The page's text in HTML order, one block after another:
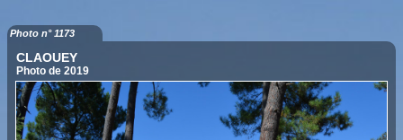
Photo n° 1173
CLAOUEY
Photo de 2019